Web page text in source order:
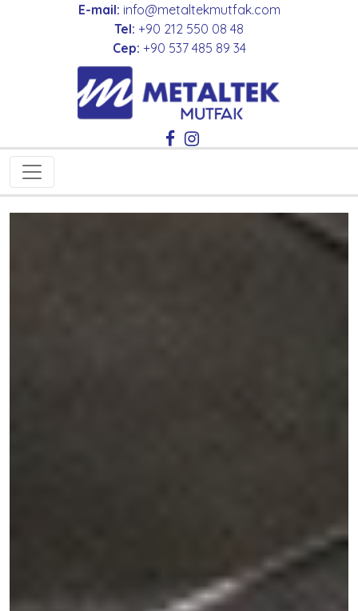
E-mail: info@metaltekmutfak.com
Tel: +90 212 550 08 48
Cep: +90 537 485 89 34